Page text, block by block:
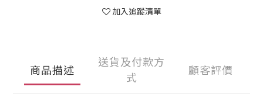
加入追蹤清單
商品描述
送貨及付款方
式
顧客評價